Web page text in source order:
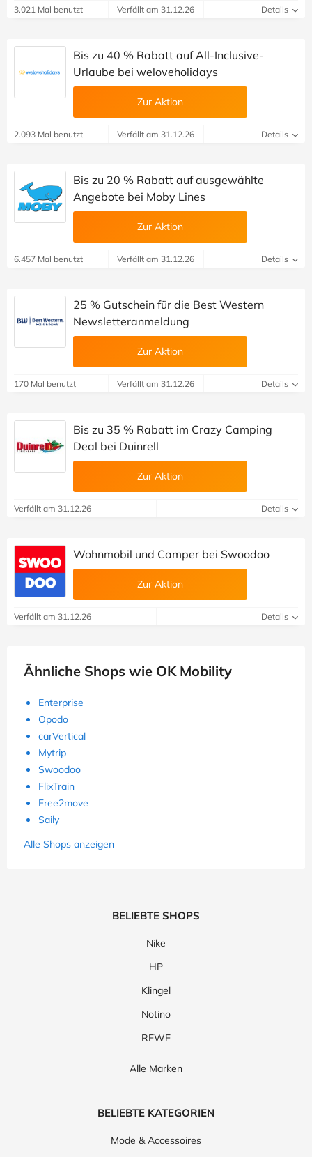
3.021 Mal benutzt Verfällt am 31.12.26 Details
Bis zu 40 % Rabatt auf All-Inclusive-
Urlaube bei weloveholidays
Zur Aktion
2.093 Mal benutzt Verfällt am 31.12.26 Details
Bis zu 20 % Rabatt auf ausgewählte
Angebote bei Moby Lines
Zur Aktion
6.457 Mal benutzt Verfällt am 31.12.26 Details
25 % Gutschein für die Best Western
Newsletteranmeldung
Zur Aktion
170 Mal benutzt Verfällt am 31.12.26 Details
Bis zu 35 % Rabatt im Crazy Camping
Deal bei Duinrell
Zur Aktion
Verfällt am 31.12.26 Details
Wohnmobil und Camper bei Swoodoo
Zur Aktion
Verfällt am 31.12.26 Details
Ähnliche Shops wie OK Mobility
Enterprise
Opodo
carVertical
Mytrip
Swoodoo
FlixTrain
Free2move
Saily
Alle Shops anzeigen
BELIEBTE SHOPS
Nike
HP
Klingel
Notino
REWE
Alle Marken
BELIEBTE KATEGORIEN
Mode & Accessoires